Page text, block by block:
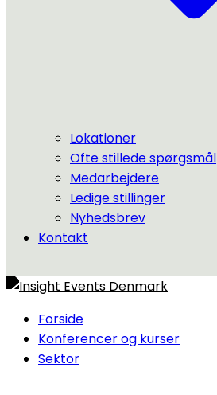
Lokationer
Ofte stillede spørgsmål
Medarbejdere
Ledige stillinger
Nyhedsbrev
Kontakt
Forside
Konferencer og kurser
Sektor